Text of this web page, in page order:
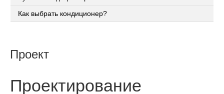
Как выбрать кондиционер?
Проект
Проектирование